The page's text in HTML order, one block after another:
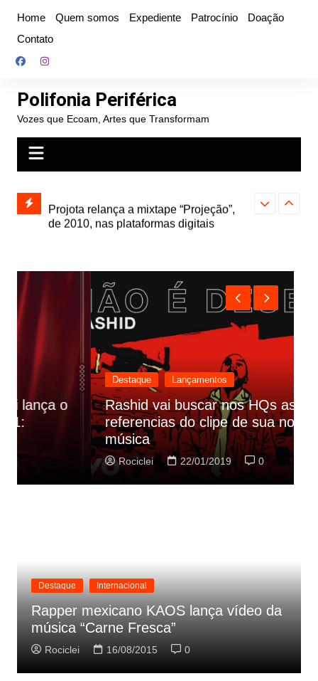
conteúdo
Home Quem somos Expediente Patrocínio
Doação
Contato
Polifonia Periférica
Vozes que Ecoam, Artes que Transformam
e abre
autoral,
de 2010, nas plataformas digitais
Farofa
Lançamentos
Rashid vai buscar nos HQs as
referencias do clipe de sua nova
22/01/2019 0
Destaque Internacional
Rapper mexicano KAOS lança vídeo da
música “Carne Fresca”
Rociclei 16/08/2015 0